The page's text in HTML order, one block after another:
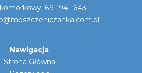
691-941-643
Nawigacja
Strona Główna